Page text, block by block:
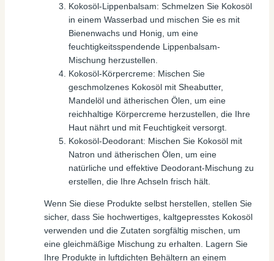
Kokosöl-Lippenbalsam: Schmelzen Sie Kokosöl
in einem Wasserbad und mischen Sie es mit
Bienenwachs und Honig, um eine
feuchtigkeitsspendende Lippenbalsam-
Mischung herzustellen.
Kokosöl-Körpercreme: Mischen Sie
geschmolzenes Kokosöl mit Sheabutter,
Mandelöl und ätherischen Ölen, um eine
reichhaltige Körpercreme herzustellen, die Ihre
Haut nährt und mit Feuchtigkeit versorgt.
Kokosöl-Deodorant: Mischen Sie Kokosöl mit
Natron und ätherischen Ölen, um eine
natürliche und effektive Deodorant-Mischung zu
erstellen, die Ihre Achseln frisch hält.
Wenn Sie diese Produkte selbst herstellen, stellen Sie
sicher, dass Sie hochwertiges, kaltgepresstes Kokosöl
verwenden und die Zutaten sorgfältig mischen, um
eine gleichmäßige Mischung zu erhalten. Lagern Sie
Ihre Produkte in luftdichten Behältern an einem